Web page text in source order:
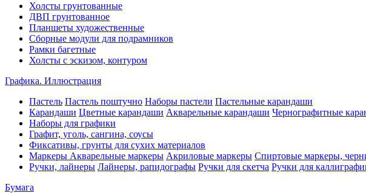
Холсты грунтованные
ДВП грунтованное
Планшеты художественные
Сборные модули для подрамников
Рамки багетные
Холсты c эскизом, контуром
Графика. Иллюстрация
Пастель Пастель поштучно Наборы пастели Пастельные карандаши
Карандаши Цветные карандаши Акварельные карандаши Чернографитные
Наборы для графики
Графит, уголь, сангина, соусы
Фиксативы, грунты для сухих материалов
Маркеры Акварельные маркеры Акриловые маркеры Спиртовые маркеры,
Ручки, лайнеры Лайнеры, рапидографы Ручки для скетча Ручки для
Бумага